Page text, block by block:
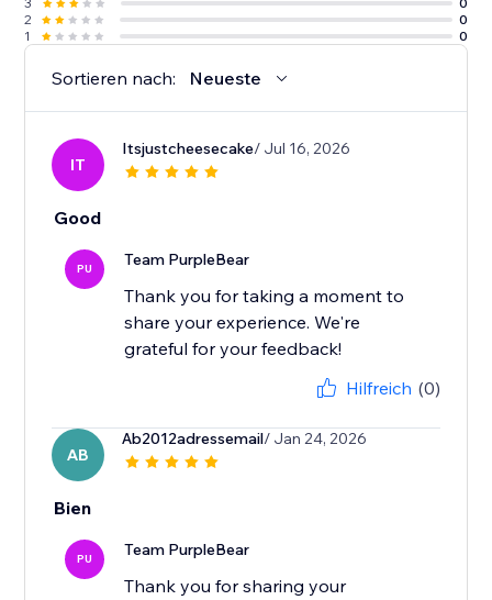
2
0
1
0
Sortieren nach: Neueste
IT
Itsjustcheesecake/ Jul 16, 2026
Good
PU Team PurpleBear
Thank you for taking a moment to
share your experience. We're
grateful for your feedback!
Hilfreich (0)
AB
Ab2012adressemail/ Jan 24, 2026
Bien
PU Team PurpleBear
Thank you for sharing your